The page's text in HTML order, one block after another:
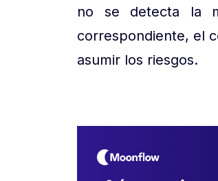
no se detecta la
correspondiente, el
asumir los riesgos.